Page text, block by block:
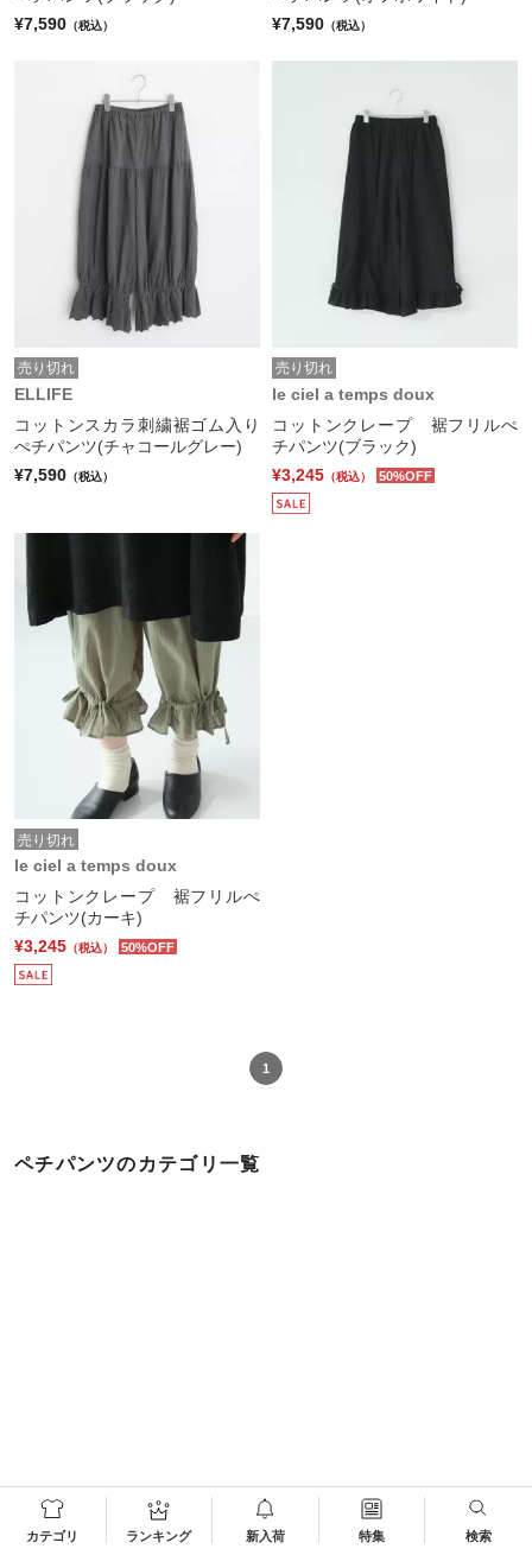
カテゴリ ランキング 新入荷 特集 検索
¥7,590 （税込）
¥7,590 （税込）
売り切れ
ELLIFE
コットンスカラ刺繍裾ゴム入り
ぺチパンツ(チャコールグレー)
¥7,590 （税込）
売り切れ
le ciel a temps doux
コットンクレープ 裾フリルぺ
チパンツ(ブラック)
¥3,245 （税込） 50%OFF
売り切れ
le ciel a temps doux
コットンクレープ 裾フリルぺ
チパンツ(カーキ)
¥3,245 （税込） 50%OFF
1
ペチパンツのカテゴリ一覧
トップ パンツ ペチパンツ